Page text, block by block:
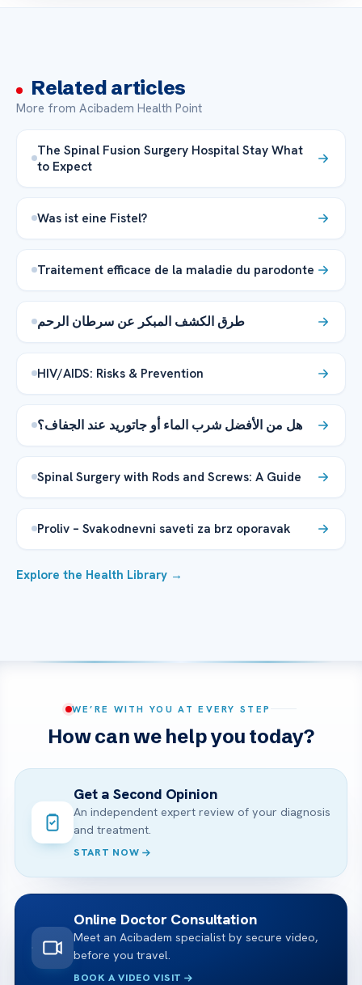
Related articles
More from Acibadem Health Point
The Spinal Fusion Surgery Hospital Stay What
to Expect
Was ist eine Fistel?
Traitement efficace de la maladie du parodonte
طرق الكشف المبكر عن سرطان الرحم
HIV/AIDS: Risks & Prevention
هل من الأفضل شرب الماء أو جاتوريد عند الجفاف؟
Spinal Surgery with Rods and Screws: A Guide
Proliv – Svakodnevni saveti za brz oporavak
Explore the Health Library →
WE’RE WITH YOU AT EVERY STEP
How can we help you today?
Get a Second Opinion
An independent expert review of your diagnosis
and treatment.
START NOW
Online Doctor Consultation
Meet an Acibadem specialist by secure video,
before you travel.
BOOK A VIDEO VISIT